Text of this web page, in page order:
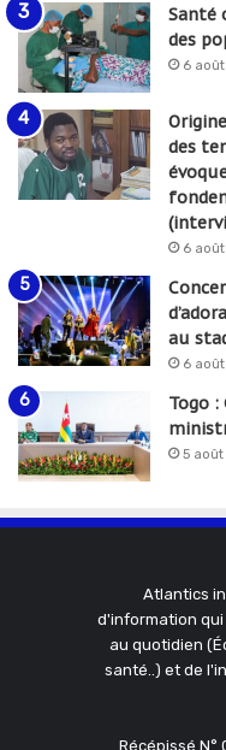
Santé
des
6
des
6
au
6
Togo
5
Atlantics
d'information
au quotidien
santé..) et de
Récépissé N°